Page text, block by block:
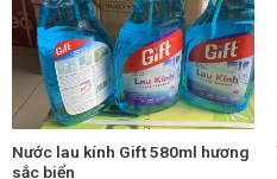
Nước lau kính Gift 580ml hương
sắc biển